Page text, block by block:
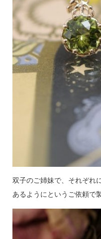
双子のご姉妹で、それぞれ
あるようにというご依頼で